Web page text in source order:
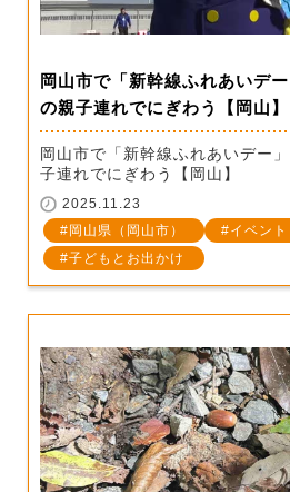
岡山市で「新幹線ふれあいデ
の親子連れでにぎわう【岡山】
岡山市で「新幹線ふれあいデー
子連れでにぎわう【岡山】
2025.11.23
岡山県（岡山市）
イベント
子どもとお出かけ